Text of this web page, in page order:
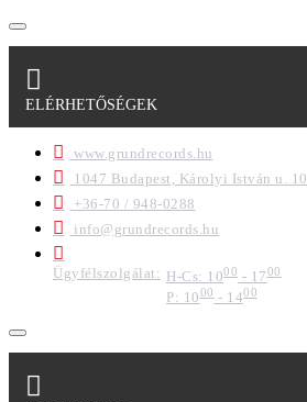
ELÉRHETŐSÉGEK
www.grundrecords.hu
1047 Budapest, Károlyi István u. 10.
+36-70 / 948-0288
info@grundrecords.hu
Ügyfélszolgálat: H-Cs: 1000 - 1700
P: 1000- 1400